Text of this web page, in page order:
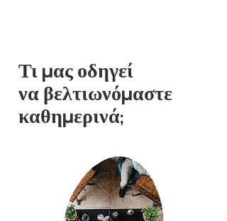
Τι μας οδηγεί
να βελτιωνόμαστε
καθημερινά;